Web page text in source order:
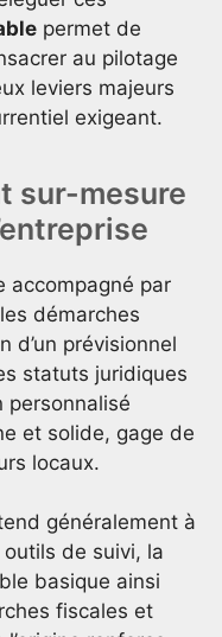
permet de
au pilotage
leviers majeurs
exigeant.
sur-mesure
accompagné par
démarches
d’un prévisionnel
statuts juridiques
personnalisé
et solide, gage de
locaux.
généralement à
de suivi, la
basique ainsi
fiscales et